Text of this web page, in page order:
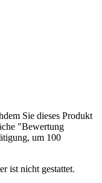
Sie dieses Produkt
"Bewertung
um 100
ist nicht gestattet.